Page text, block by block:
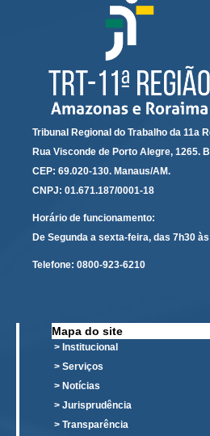
Comitê PopRuaJud
Comissão de Justiça Itinerante
Comissão Permanente de
Automação e IA
Governança
Governança de TI
Rede de Governança
Sites Institucionais
Biblioteca
Centro de Memória
Educação a distância
Tribunal Regional do Trabalho da 11a
Rua Visconde de Porto Alegre, 1265.
CEP: 69.020-130. Manaus/AM.
CNPJ: 01.671.187/0001-18
Horário de funcionamento:
De Segunda a sexta-feira, das 7h30
Telefone: 0800-923-6210
Mapa do site
> Institucional
> Serviços
> Notícias
> Jurisprudência
> Transparência